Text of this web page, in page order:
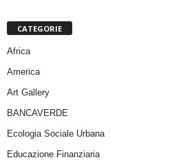
CATEGORIE
Africa
America
Art Gallery
BANCAVERDE
Ecologia Sociale Urbana
Educazione Finanziaria